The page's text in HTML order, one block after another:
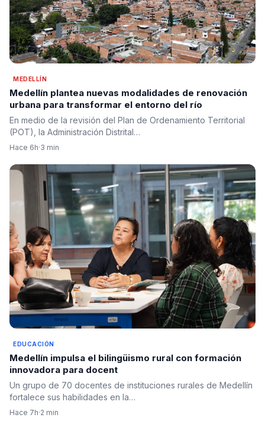
MEDELLÍN
Medellín plantea nuevas modalidades de renovación
urbana para transformar el entorno del río
En medio de la revisión del Plan de Ordenamiento Territorial
(POT), la Administración Distrital…
Hace 6h·3 min
EDUCACIÓN
Medellín impulsa el bilingüismo rural con formación
innovadora para docent
Un grupo de 70 docentes de instituciones rurales de Medellín
fortalece sus habilidades en la…
Hace 7h·2 min